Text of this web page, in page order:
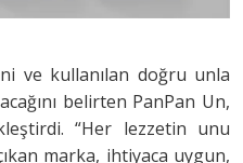
ve kullanılan doğru unla
belirten PanPan Un,
“Her lezzetin unu
marka, ihtiyaca uygun,